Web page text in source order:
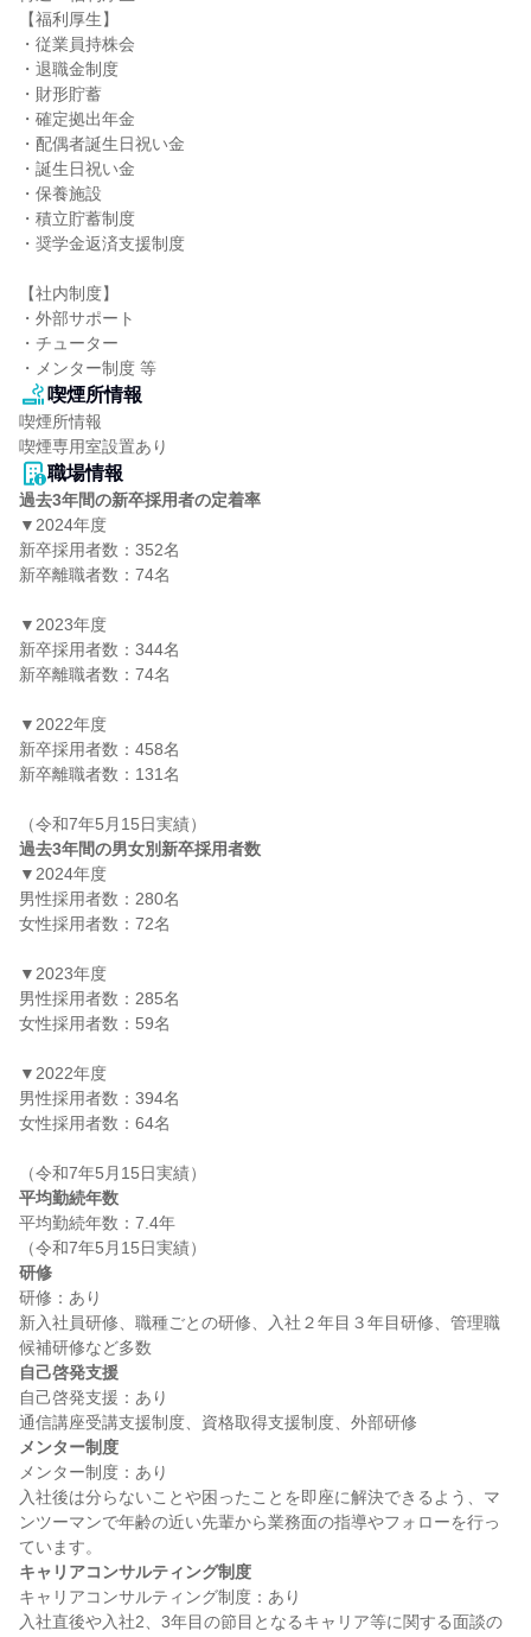
【福利厚生】
・従業員持株会
・退職金制度
・財形貯蓄
・確定拠出年金
・配偶者誕生日祝い金
・誕生日祝い金
・保養施設
・積立貯蓄制度
・奨学金返済支援制度
【社内制度】
・外部サポート
・チューター
・メンター制度 等
喫煙所情報
喫煙所情報
喫煙専用室設置あり
職場情報
過去3年間の新卒採用者の定着率
▼2024年度
新卒採用者数：352名
新卒離職者数：74名
▼2023年度
新卒採用者数：344名
新卒離職者数：74名
▼2022年度
新卒採用者数：458名
新卒離職者数：131名
過去3年間の男女別新卒採用者数
▼2024年度
男性採用者数：280名
女性採用者数：72名
▼2023年度
男性採用者数：285名
女性採用者数：59名
▼2022年度
男性採用者数：394名
女性採用者数：64名
平均勤続年数
平均勤続年数：7.4年
研修
研修：あり
新入社員研修、職種ごとの研修、入社２年目３年目研修、管理職
自己啓発支援
自己啓発支援：あり
メンター制度
メンター制度：あり
入社後は分らないことや困ったことを即座に解決できるよう、マ
ンツーマンで年齢の近い先輩から業務面の指導やフォローを行っ
キャリアコンサルティング制度
キャリアコンサルティング制度：あり
入社直後や入社2、3年目の節目となるキャリア等に関する面談の